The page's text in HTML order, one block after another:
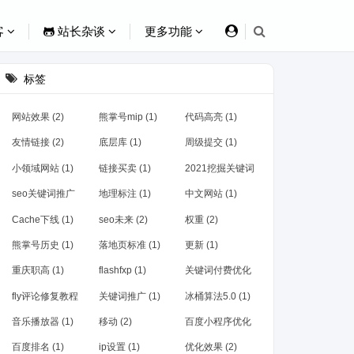
站长杂谈 更多功能
标签
网站效果 (2) 熊掌号mip (1) 代码高亮 (1)
友情链接 (2) 底层库 (1) 周级提交 (1)
小领域网站 (1) 链接买卖 (1) 2021挖掘关键词
(1)
seo关键词推广
(1)
地理标注 (1) 中文网站 (1)
Cache下线 (1) seo未来 (2) 权重 (2)
熊掌号历史 (1) 落地页标准 (1) 更新 (1)
重庆职高 (1) flashfxp (1) 关键词付费优化
(1)
fly评论修复教程
(1)
关键词推广 (1) 冰桶算法5.0 (1)
音乐播放器 (1) 移动 (2) 百度小程序优化
(1)
百度排名 (1) ip设置 (1) 优化效果 (2)